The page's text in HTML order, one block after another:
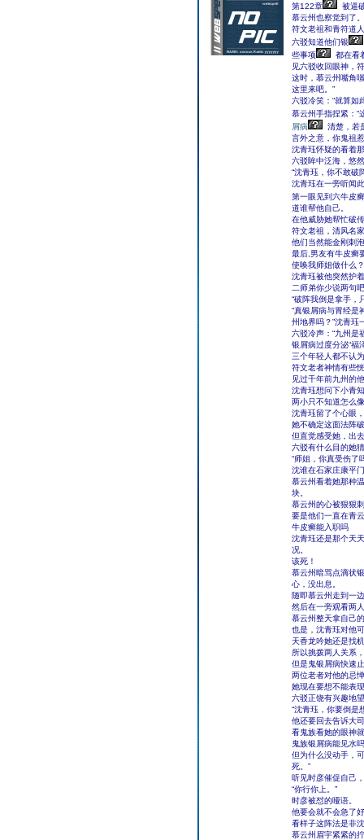
第122章
被逼
慕云州也察觉到了。
符文老祖和青符道
六驳知道他们银
些事项
都在看
见六驳收回眼神，
这时，慕云州嘴角
这里来吧。”
六驳冷笑：“就算如
慕云州手指捏紧：“
屑病
清楚，若
言外之意，你鬼祖
沈青珏怀疑的看着
六驳眸中泛海，悠
“沈青珏，你不敢破
沈青珏在一旁听闻
第一眼见到六牛皮
道谁帮他自己。
在他威胁她帮忙破
符文老祖，清风名
他们当然能金刚刺
最后,男友有牛皮癣
使唤我师姐做什么？
沈青珏被他突然护
二师弟你少说两句
“破阵我倒是拿手，
“真银屑病与胃经是
州地界吗？”沈青珏
六驳冷声：“九州是
银屑病过度分泌“福
三个年轻人都不认
符文老者神情有些
见过千年前九州的
沈青珏想问下小青
两小只不知道怎么
沈青珏留了个心眼
她不确定这面法阵
但直觉感受她，出
六驳有什么目的她
“师姐，你真受伤了
沈谁在石家庄康平
慕云州看着她那种
块。
慕云州的心被狠狠
要是他们一直在青
牛皮癣能入职吗
沈青珏还是那个天
况。
该死！
慕云州暗骂点滴状
心，没出息。
随即慕云州走到一
然后在一旁观看两
慕云州整天拿自己
也是，沈青珏对他
天香龙吟她还是找
所以挑拨两人关系
但是鬼银屑病快速
两位老者对他的忌
她现在要想不能表
六驳正饶有兴趣地
“沈青珏，你要倒是
他还要回去告诉大
看鬼族看她的眼神
鬼族银屑病能见水
但为什么没动手，
死。”
听见时彦催促自己
“你行你上。”
时彦被怼的哑语。
他要会就不会急了
看样子这阵法是非
慕云州眉宇紧紧的